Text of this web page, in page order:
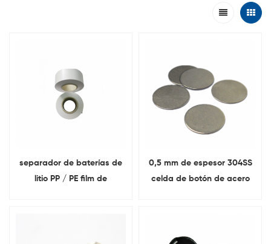
separador de baterías de
litio PP / PE film de
0,5 mm de espesor 304SS
celda de botón de acero